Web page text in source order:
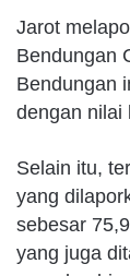
Jarot
Bendungan
Bendungan
dengan nilai
Selain itu,
yang
sebesar
yang juga